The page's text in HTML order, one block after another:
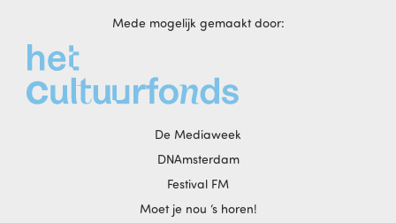
Mede mogelijk gemaakt door:
De Mediaweek
DNAmsterdam
Festival FM
Moet je nou ‘s horen!